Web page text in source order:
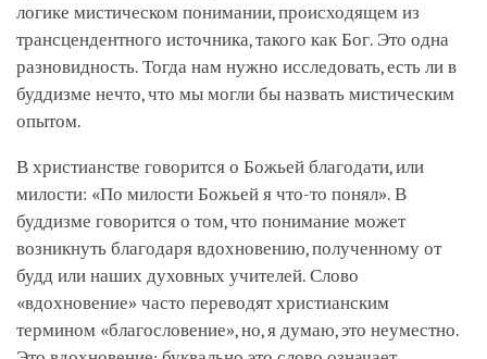
логике мистическом понимании, происходящем из
трансцендентного источника, такого как Бог. Это одна
разновидность. Тогда нам нужно исследовать, есть ли в
буддизме нечто, что мы могли бы назвать мистическим
опытом.
В христианстве говорится о Божьей благодати, или
милости: «По милости Божьей я что-то понял». В
буддизме говорится о том, что понимание может
возникнуть благодаря вдохновению, полученному от
будд или наших духовных учителей. Слово
«вдохновение» часто переводят христианским
термином «благословение», но, я думаю, это неуместно.